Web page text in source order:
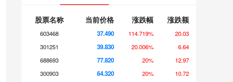
股票名称 当前价格 涨跌幅 涨跌额
603468 37.490 114.719%
20.03
301251
39.830 20.006%
6.64
688693
77.820 20%
12.97
300903
64.320 20%
10.72